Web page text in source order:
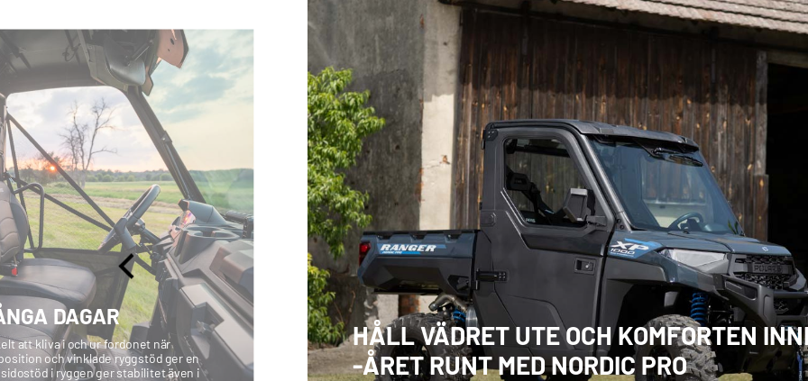
DAGAR
att kliva i och ur fordonet när
och vinklade ryggstöd ger en
i ryggen ger stabilitet även i
HÅLL VÄDRET UTE OCH KOMFORTEN
-ÅRET RUNT MED NORDIC PRO